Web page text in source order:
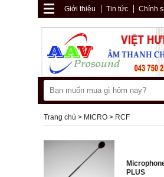
Giới thiệu Tin tức Chính
Trang chủ MICRO RCF
PLUS